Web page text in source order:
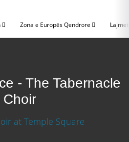
Zona e Europës Qendrore
- The Tabernacle
Choir